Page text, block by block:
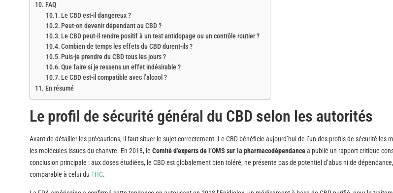
FAQ
Le CBD est-il dangereux ?
Peut-on devenir dépendant au CBD ?
Le CBD peut-il rendre positif à un test antidopage ou un contrôle routier ?
Combien de temps les effets du CBD durent-ils ?
Puis-je prendre du CBD tous les jours ?
Que faire si je ressens un effet indésirable ?
Le CBD est-il compatible avec l’alcool ?
En résumé
Le profil de sécurité général du CBD selon les autorités
Avant de détailler les précautions, il faut situer le sujet correctement. Le CBD bénéficie aujourd’hui de l’un des profils de sécurité les
les molécules issues du chanvre. En 2018, le Comité d’experts de l’OMS sur la pharmacodépendancea publié un rapport critique
conclusion principale : aux doses étudiées, le CBD est globalement bien toléré, ne présente pas de potentiel d’abus ni de
comparable à celui du THC.